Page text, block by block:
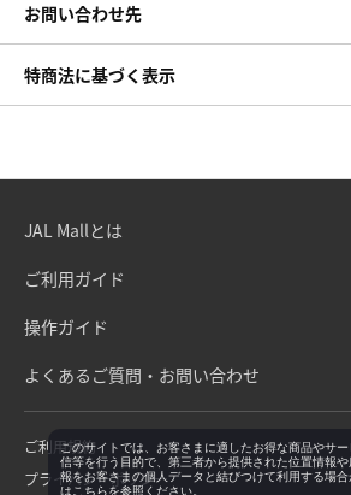
お問い合わせ先
特商法に基づく表示
JAL Mallとは
ご利用ガイド
操作ガイド
よくあるご質問・お問い合わせ
ご利用規約
プライバシーポリシー
このサイトでは、お客さまに適したお得な商品やサ
信等を行う目的で、第三者から提供された位置情報
報をお客さまの個人データと結びつけて利用する場合
は こちらを参照ください。